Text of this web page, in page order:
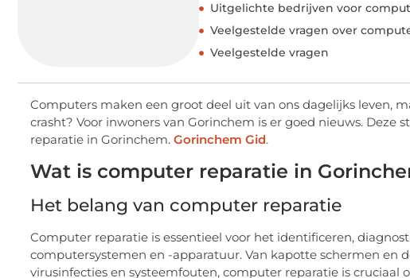
Uitgelichte bedrijven voor
Veelgestelde vragen over
Veelgestelde vragen
Computers maken een groot deel uit van ons dagelijks leven,
crasht? Voor inwoners van Gorinchem is er goed nieuws.
reparatie in Gorinchem. Gorinchem Gid.
Wat is computer reparatie in
Het belang van computer reparatie
Computer reparatie is essentieel voor het identificeren,
computersystemen en -apparatuur. Van kapotte schermen en
virusinfecties en systeemfouten, computer reparatie is